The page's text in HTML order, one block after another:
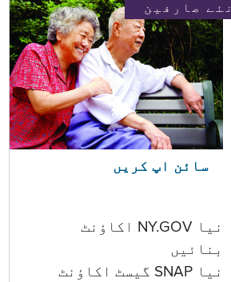
نئے صارفین
سائن اپ کریں
نیا NY.GOV اکاؤنٹ
بنائیں
نیا SNAP گیسٹ اکاؤنٹ